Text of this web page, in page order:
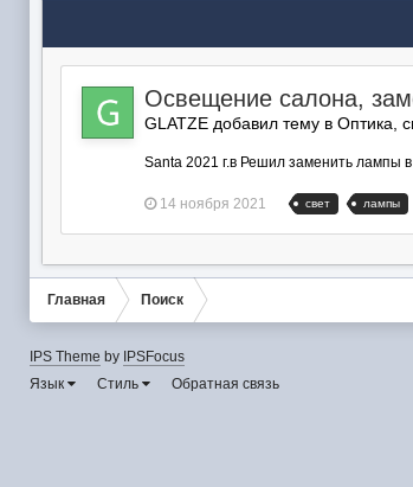
Освещение салона,
GLATZE добавил тему в Оптика,
Santa 2021 г.в Решил заменить лампы
14 ноября 2021 свет лампы
Главная Поиск
IPS Theme by IPSFocus
Язык
Стиль Обратная связь